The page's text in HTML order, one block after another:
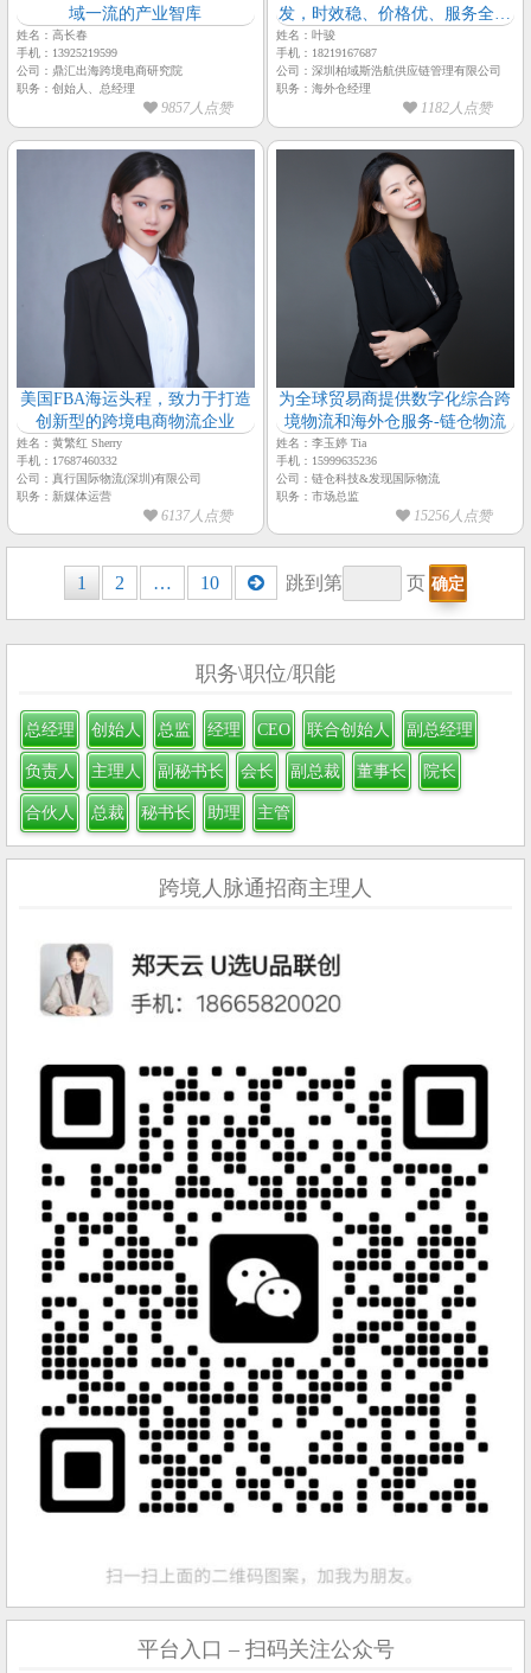
域一流的产业智库
姓名：高长春
手机：13925219599
公司：鼎汇出海跨境电商研究院
职务：创始人、总经理
9857人点赞
发，时效稳、价格优、服务全，
姓名：叶骏
手机：18219167687
公司：深圳柏域斯浩航供应链管理有限公司
职务：海外仓经理
1182人点赞
美国FBA海运头程，致力于打造
创新型的跨境电商物流企业
姓名：黄繁红 Sherry
手机：17687460332
公司：真行国际物流(深圳)有限公司
职务：新媒体运营
6137人点赞
为全球贸易商提供数字化综合跨
境物流和海外仓服务-链仓物流
姓名：李玉婷 Tia
手机：15999635236
公司：链仓科技&发现国际物流
职务：市场总监
15256人点赞
navigation
1 2 … 10 跳到第 页
职务\职位/职能
总经理 创始人 总监 经理 CEO 联合创始人 副总经理
负责人 主理人 副秘书长 会长 副总裁 董事长 院长
合伙人 总裁 秘书长 助理 主管
跨境人脉通招商主理人
平台入口 – 扫码关注公众号